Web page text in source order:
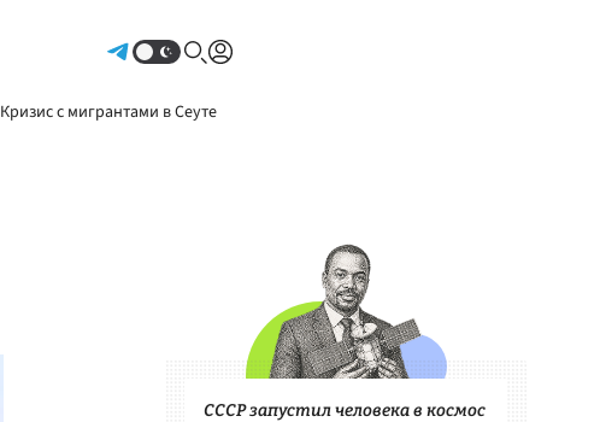
Кризис с мигрантами в Сеуте
СССР запустил человека в космос